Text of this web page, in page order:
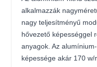
alkalmazzák
nagy teljesítményű
hővezető képességgel
anyagok. Az
képessége akár 170